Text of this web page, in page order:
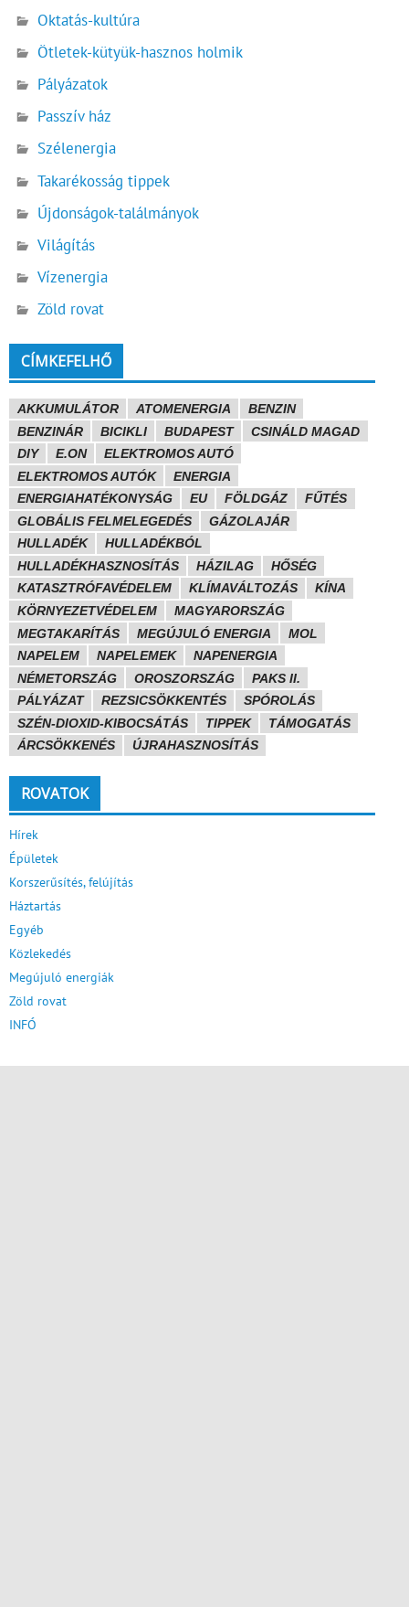
Oktatás-kultúra
Ötletek-kütyük-hasznos holmik
Pályázatok
Passzív ház
Szélenergia
Takarékosság tippek
Újdonságok-találmányok
Világítás
Vízenergia
Zöld rovat
CÍMKEFELHŐ
AKKUMULÁTOR ATOMENERGIA
BENZIN
BENZINÁR
BICIKLI BUDAPEST
CSINÁLD MAGAD
DIY
E.ON
ELEKTROMOS AUTÓ
ELEKTROMOS AUTÓK
ENERGIA
ENERGIAHATÉKONYSÁG
EU FÖLDGÁZ
FŰTÉS
GLOBÁLIS FELMELEGEDÉS
GÁZOLAJÁR
HULLADÉK
HULLADÉKBÓL
HULLADÉKHASZNOSÍTÁS
HÁZILAG
HŐSÉG
KATASZTRÓFAVÉDELEM
KLÍMAVÁLTOZÁS
KÍNA
KÖRNYEZETVÉDELEM
MAGYARORSZÁG
MEGTAKARÍTÁS
MEGÚJULÓ ENERGIA
MOL
NAPELEM
NAPELEMEK
NAPENERGIA
NÉMETORSZÁG
OROSZORSZÁG
PAKS II.
PÁLYÁZAT
REZSICSÖKKENTÉS
SPÓROLÁS
SZÉN-DIOXID-KIBOCSÁTÁS
TIPPEK
TÁMOGATÁS
ÁRCSÖKKENÉS
ÚJRAHASZNOSÍTÁS
ROVATOK
Hírek
Épületek
Korszerűsítés, felújítás
Háztartás
Egyéb
Közlekedés
Megújuló energiák
Zöld rovat
INFÓ